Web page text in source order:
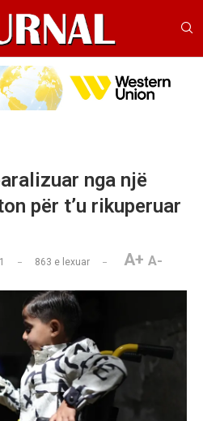
nga një
për t’u rikuperuar
863 e lexuar A+ A-